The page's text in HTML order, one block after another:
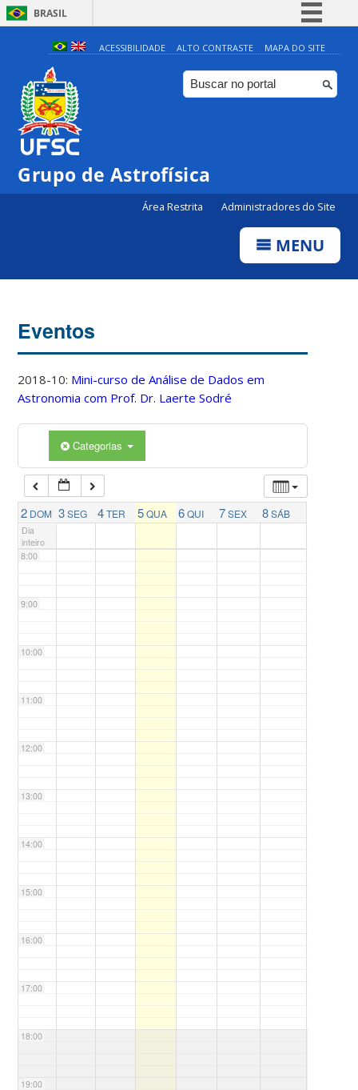
BRASIL
Simplifique!
Comunica BR
Participe
ACESSIBILIDADE ALTO CONTRASTE MAPA DO SITE
Grupo de Astrofísica
Área Restrita Administradores do Site
MENU
Eventos
2018-10: Mini-curso de Análise de Dados em
Astronomia com Prof. Dr. Laerte Sodré
Categorias
2 DOM 3SEG 4TER 5QUA 6QUI 7SEX 8SÁB
Dia
inteiro
0:00
7:00
8:00
9:00
10:00
11:00
12:00
13:00
14:00
15:00
16:00
17:00
18:00
19:00